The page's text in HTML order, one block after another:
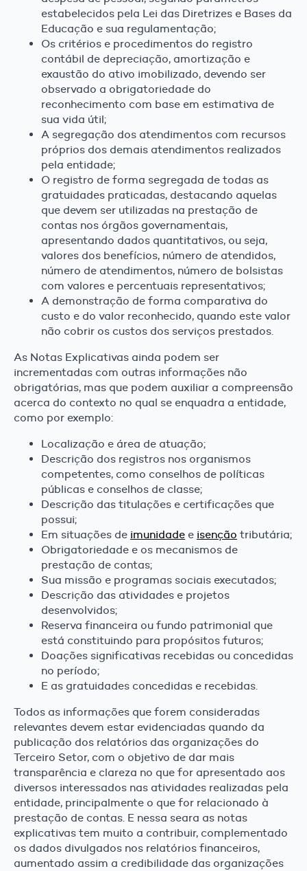
estabelecidos pela Lei das Diretrizes e Bases da
Educação e sua regulamentação;
Os critérios e procedimentos do registro
contábil de depreciação, amortização e
exaustão do ativo imobilizado, devendo ser
observado a obrigatoriedade do
reconhecimento com base em estimativa de
sua vida útil;
A segregação dos atendimentos com recursos
próprios dos demais atendimentos realizados
pela entidade;
O registro de forma segregada de todas as
gratuidades praticadas, destacando aquelas
que devem ser utilizadas na prestação de
contas nos órgãos governamentais,
apresentando dados quantitativos, ou seja,
valores dos benefícios, número de atendidos,
número de atendimentos, número de bolsistas
com valores e percentuais representativos;
A demonstração de forma comparativa do
custo e do valor reconhecido, quando este valor
não cobrir os custos dos serviços prestados.
As Notas Explicativas ainda podem ser
incrementadas com outras informações não
obrigatórias, mas que podem auxiliar a compreensão
acerca do contexto no qual se enquadra a entidade,
como por exemplo:
Localização e área de atuação;
Descrição dos registros nos organismos
competentes, como conselhos de políticas
públicas e conselhos de classe;
Descrição das titulações e certificações que
possui;
Em situações de imunidade e isenção tributária;
Obrigatoriedade e os mecanismos de
prestação de contas;
Sua missão e programas sociais executados;
Descrição das atividades e projetos
desenvolvidos;
Reserva financeira ou fundo patrimonial que
está constituindo para propósitos futuros;
Doações significativas recebidas ou concedidas
no período;
E as gratuidades concedidas e recebidas.
Todos as informações que forem consideradas
relevantes devem estar evidenciadas quando da
publicação dos relatórios das organizações do
Terceiro Setor, com o objetivo de dar mais
transparência e clareza no que for apresentado aos
diversos interessados nas atividades realizadas pela
entidade, principalmente o que for relacionado à
prestação de contas. E nessa seara as notas
explicativas tem muito a contribuir, complementado
os dados divulgados nos relatórios financeiros,
aumentado assim a credibilidade das organizações